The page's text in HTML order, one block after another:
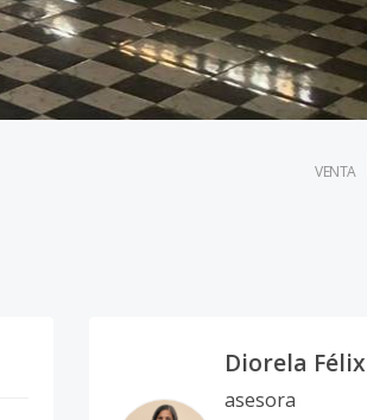
VENTA
Diorela Félix
asesora